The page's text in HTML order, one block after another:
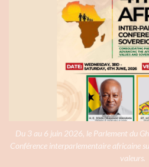
Du 3 au 6 juin 2026, le Parlement du
Conférence interparlementaire africaine
valeurs.